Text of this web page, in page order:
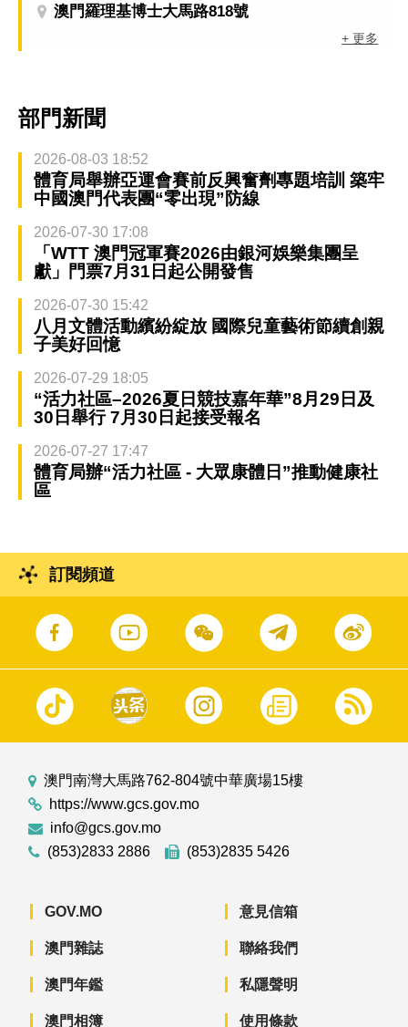
澳門羅理基博士大馬路818號
+ 更多
部門新聞
2026-08-03 18:52
體育局舉辦亞運會賽前反興奮劑專題培訓 築牢
中國澳門代表團“零出現”防線
2026-07-30 17:08
「WTT 澳門冠軍賽2026由銀河娛樂集團呈
獻」門票7月31日起公開發售
2026-07-30 15:42
八月文體活動繽紛綻放 國際兒童藝術節續創親
子美好回憶
2026-07-29 18:05
“活力社區–2026夏日競技嘉年華”8月29日及
30日舉行 7月30日起接受報名
2026-07-27 17:47
體育局辦“活力社區 - 大眾康體日”推動健康社
區
訂閱頻道
澳門南灣大馬路762-804號中華廣場15樓
https://www.gcs.gov.mo
info@gcs.gov.mo
(853)2833 2886
(853)2835 5426
GOV.MO
澳門雜誌
澳門年鑑
澳門相簿
意見信箱
聯絡我們
私隱聲明
使用條款